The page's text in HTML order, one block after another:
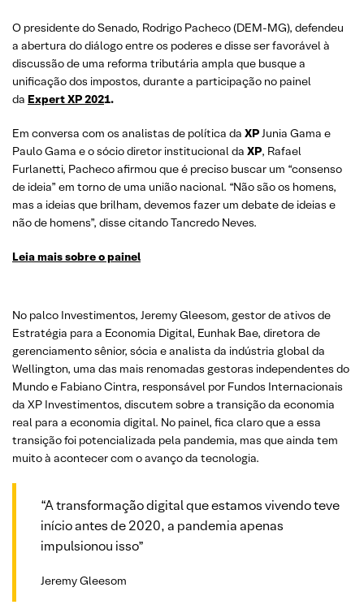
O presidente do Senado, Rodrigo Pacheco (DEM-MG), defendeu
a abertura do diálogo entre os poderes e disse ser favorável à
discussão de uma reforma tributária ampla que busque a
unificação dos impostos, durante a participação no painel
da Expert XP 2021.
Em conversa com os analistas de política da XPJunia Gama e
Paulo Gama e o sócio diretor institucional da XP, Rafael
Furlanetti, Pacheco afirmou que é preciso buscar um “consenso
de ideia” em torno de uma união nacional. “Não são os homens,
mas a ideias que brilham, devemos fazer um debate de ideias e
não de homens”, disse citando Tancredo Neves.
Leia mais sobre o painel
No palco Investimentos, Jeremy Gleesom, gestor de ativos de
Estratégia para a Economia Digital, Eunhak Bae, diretora de
gerenciamento sênior, sócia e analista da indústria global da
Wellington, uma das mais renomadas gestoras independentes do
Mundo e Fabiano Cintra, responsável por Fundos Internacionais
da XP Investimentos, discutem sobre a transição da economia
real para a economia digital. No painel, fica claro que a essa
transição foi potencializada pela pandemia, mas que ainda tem
muito à acontecer com o avanço da tecnologia.
“A transformação digital que estamos vivendo teve
início antes de 2020, a pandemia apenas
impulsionou isso”
Jeremy Gleesom